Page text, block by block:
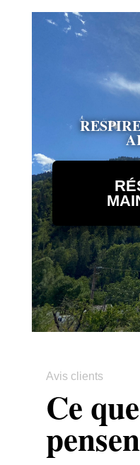
Avis clients
Ce